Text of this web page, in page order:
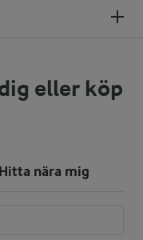
eller köp
Hitta nära mig